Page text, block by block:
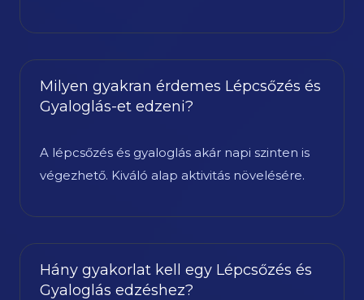
Milyen gyakran érdemes Lépcsőzés és
Gyaloglás-et edzeni?
A lépcsőzés és gyaloglás akár napi szinten is
végezhető. Kiváló alap aktivitás növelésére.
Hány gyakorlat kell egy Lépcsőzés és
Gyaloglás edzéshez?